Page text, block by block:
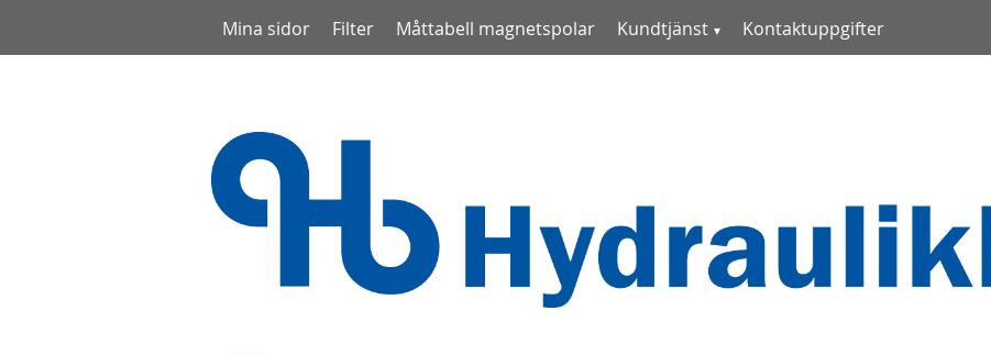
Mina sidor Filter Måttabell magnetspolar Kundtjänst Kontaktuppgifter